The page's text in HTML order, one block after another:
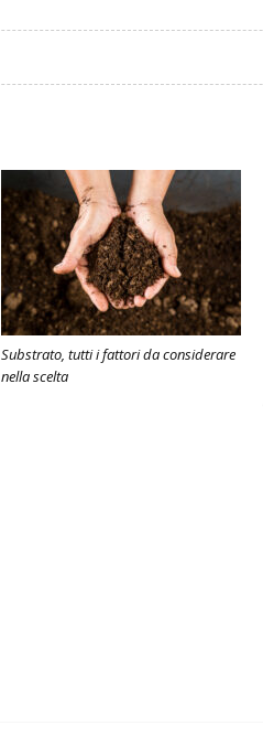
Substrato, tutti i fattori da considerare
nella scelta